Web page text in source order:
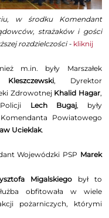
w środku Komendant
strażaków i gości
rozdzielczości - kliknij
m.in. były Marszałek
, Dyrektor
Zdrowotnej Khalid Hagar,
Lech Bugaj, były
Powiatowego
Ucieklak.
Wojewódzki PSP Marek
Migalskiegobył to
obfitowała w wiele
pożarniczych, którymi